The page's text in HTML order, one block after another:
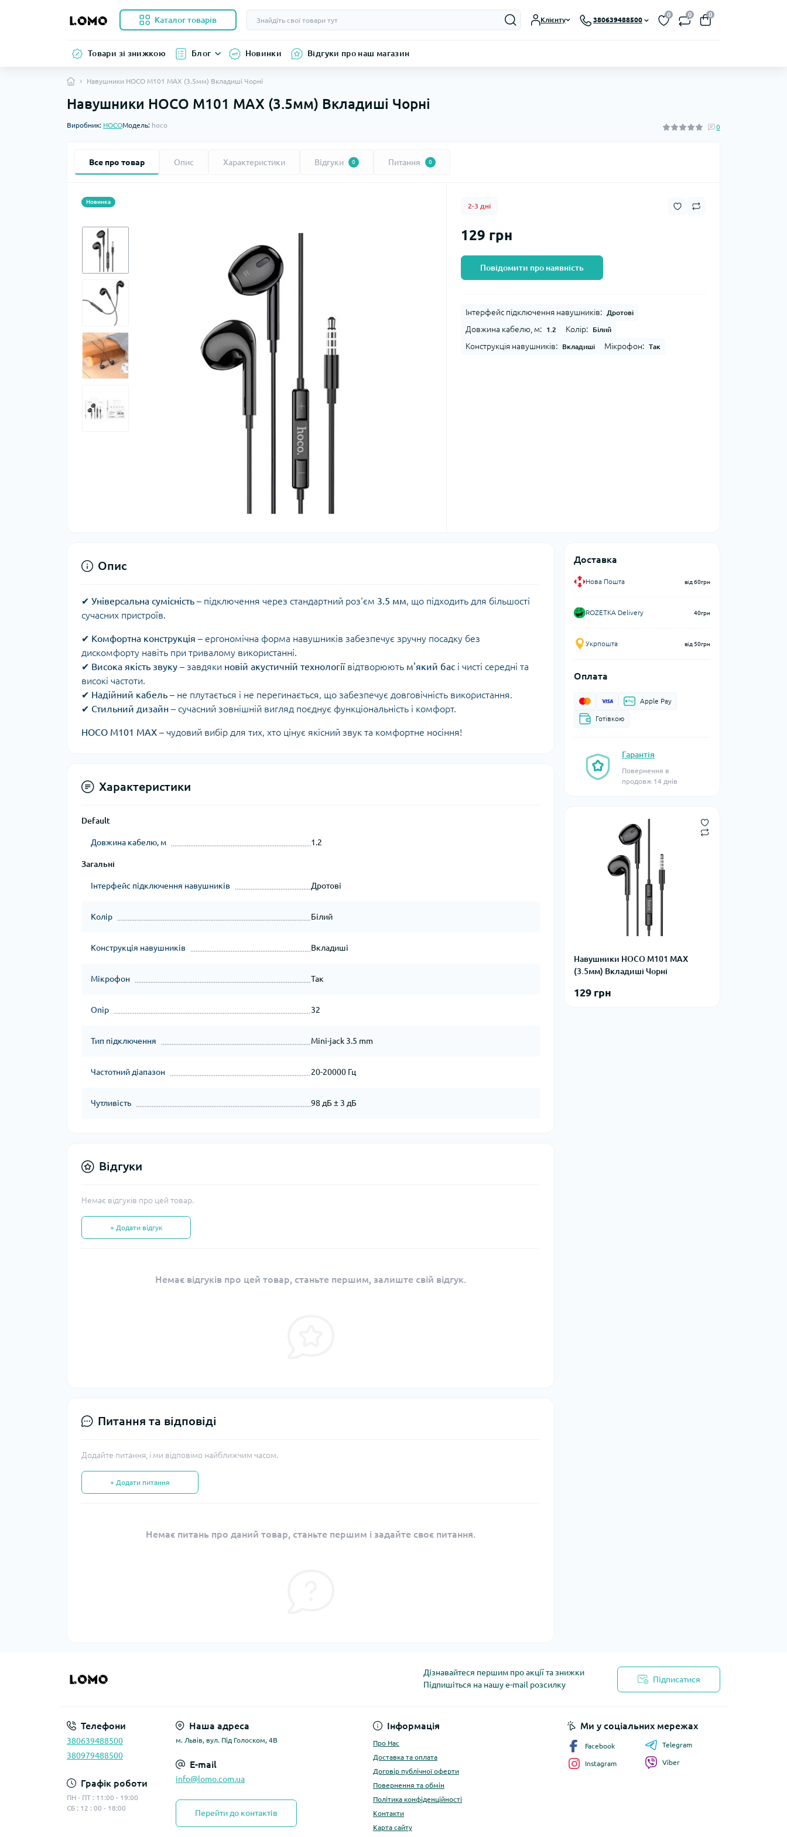
Каталог товарів Клієнту 380639488500
0 0 0
Товари зі знижкою Блог Новинки Відгуки про наш магазин
Навушники HOCO M101 MAX (3.5мм) Вкладиші Чорні
Навушники HOCO M101 MAX (3.5мм) Вкладиші Чорні
Виробник: HOCOМодель: hoco 0
Все про товар Опис Характеристики Відгуки 0 Питання 0
Новинка
2-3 дні
129 грн
Повідомити про наявність
Інтерфейс підключення навушників: Дротові
Довжина кабелю, м: 1.2 Колір: Білий
Конструкція навушників: Вкладиші Мікрофон: Так
Доставка
Нова Пошта від 60грн
ROZETKA Delivery 40грн
Укрпошта від 50грн
Оплата
Apple Pay
Готівкою
Гарантія
Повернення в
продовж 14 днів
Навушники HOCO M101 MAX
(3.5мм) Вкладиші Чорні
129 грн
Опис
✔ Універсальна сумісність – підключення через стандартний роз'єм 3.5 мм, що підходить для більшості
сучасних пристроїв.
✔ Комфортна конструкція – ергономічна форма навушників забезпечує зручну посадку без
дискомфорту навіть при тривалому використанні.
✔ Висока якість звуку – завдяки новій акустичній технологіївідтворюють м'який бас і чисті середні та
високі частоти.
✔ Надійний кабель – не плутається і не перегинається, що забезпечує довговічність використання.
✔ Стильний дизайн – сучасний зовнішній вигляд поєднує функціональність і комфорт.
HOCO M101 MAX – чудовий вибір для тих, хто цінує якісний звук та комфортне носіння!
Характеристики
Default
Довжина кабелю, м 1.2
Загальні
Інтерфейс підключення навушників Дротові
Колір Білий
Конструкція навушників Вкладиші
Мікрофон Так
Опір 32
Тип підключення Mini-jack 3.5 mm
Частотний діапазон 20-20000 Гц
Чутливість 98 дБ ± 3 дБ
Відгуки
Немає відгуків про цей товар.
+ Додати відгук
Немає відгуків про цей товар, станьте першим, залиште свій відгук.
Питання та відповіді
Додайте питання, і ми відповімо найближчим часом.
+ Додати питання
Немає питань про даний товар, станьте першим і задайте своє питання.
Дізнавайтеся першим про акції та знижки
Підпишіться на нашу e-mail розсилку
Підписатися
Телефони
380639488500
380979488500
Графік роботи
ПН - ПТ : 11:00 - 19:00
СБ : 12 : 00 - 18:00
Наша адреса
м. Львів, вул. Під Голоском, 4В
E-mail
info@lomo.com.ua
Перейти до контактів
Інформація
Про Нас
Доставка та оплата
Договір публічної оферти
Повернення та обмін
Політика конфіденційності
Контакти
Карта сайту
Ми у соціальних мережах
Facebook
Instagram
Telegram
Viber